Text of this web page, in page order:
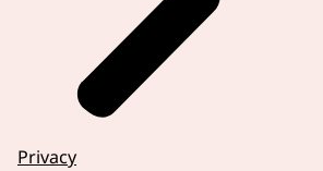
Privacy